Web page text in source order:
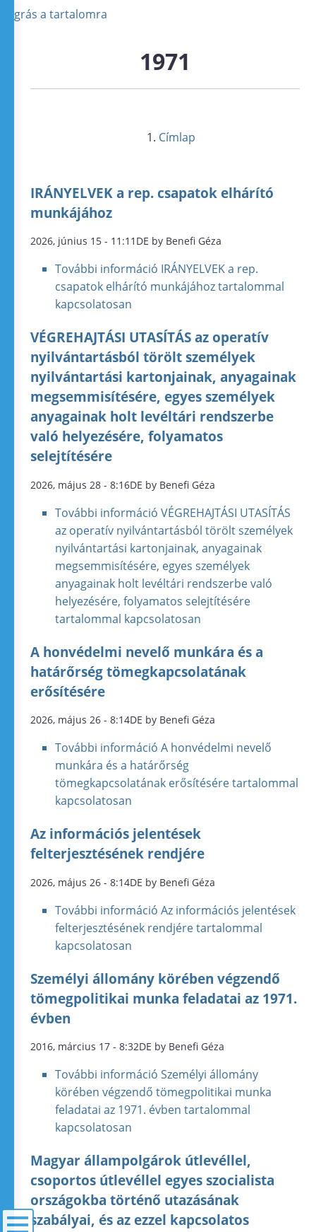
Ugrás a tartalomra
1971
Címlap
IRÁNYELVEK a rep. csapatok elhárító
munkájához
2026, június 15 - 11:11DE by Benefi Géza
További információ IRÁNYELVEK a rep.
csapatok elhárító munkájához tartalommal
kapcsolatosan
VÉGREHAJTÁSI UTASÍTÁS az operatív
nyilvántartásból törölt személyek
nyilvántartási kartonjainak, anyagainak
megsemmisítésére, egyes személyek
anyagainak holt levéltári rendszerbe
való helyezésére, folyamatos
selejtítésére
2026, május 28 - 8:16DE by Benefi Géza
További információ VÉGREHAJTÁSI UTASÍTÁS
az operatív nyilvántartásból törölt személyek
nyilvántartási kartonjainak, anyagainak
megsemmisítésére, egyes személyek
anyagainak holt levéltári rendszerbe való
helyezésére, folyamatos selejtítésére
tartalommal kapcsolatosan
A honvédelmi nevelő munkára és a
határőrség tömegkapcsolatának
erősítésére
2026, május 26 - 8:14DE by Benefi Géza
További információ A honvédelmi nevelő
munkára és a határőrség
tömegkapcsolatának erősítésére tartalommal
kapcsolatosan
Az információs jelentések
felterjesztésének rendjére
2026, május 26 - 8:14DE by Benefi Géza
További információ Az információs jelentések
felterjesztésének rendjére tartalommal
kapcsolatosan
Személyi állomány körében végzendő
tömegpolitikai munka feladatai az 1971.
évben
2016, március 17 - 8:32DE by Benefi Géza
További információ Személyi állomány
körében végzendő tömegpolitikai munka
feladatai az 1971. évben tartalommal
kapcsolatosan
Magyar állampolgárok útlevéllel,
csoportos útlevéllel egyes szocialista
országokba történő utazásának
szabályai, és az ezzel kapcsolatos